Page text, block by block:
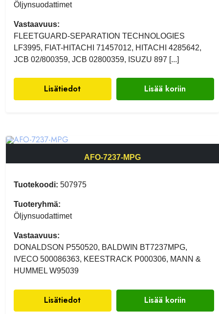
Öljynsuodattimet
Vastaavuus:
FLEETGUARD-SEPARATION TECHNOLOGIES
LF3995, FIAT-HITACHI 71457012, HITACHI 4285642,
JCB 02/800359, JCB 02800359, ISUZU 897 [...]
Lisätiedot Lisää koriin
AFO-7237-MPG
Tuotekoodi: 507975
Tuoteryhmä:
Öljynsuodattimet
Vastaavuus:
DONALDSON P550520, BALDWIN BT7237MPG,
IVECO 500086363, KEESTRACK P000306, MANN &
HUMMEL W95039
Lisätiedot Lisää koriin